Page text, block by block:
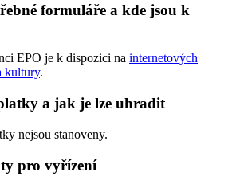
formuláře a kde jsou k
EPO je k dispozici na internetových
kultury.
a jak je lze uhradit
nejsou stanoveny.
pro vyřízení